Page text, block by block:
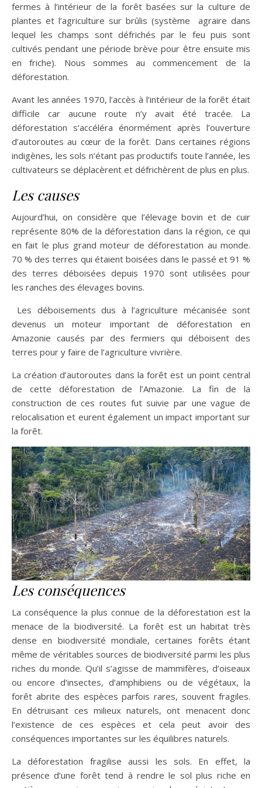
fermes à l’intérieur de la forêt basées sur la culture de
plantes et l’agriculture sur brûlis (système agraire dans
lequel les champs sont défrichés par le feu puis sont
cultivés pendant une période brève pour être ensuite mis
en friche). Nous sommes au commencement de la
déforestation.
Avant les années 1970, l’accès à l’intérieur de la forêt était
difficile car aucune route n’y avait été tracée. La
déforestation s’accéléra énormément après l’ouverture
d’autoroutes au cœur de la forêt. Dans certaines régions
indigènes, les sols n’étant pas productifs toute l’année, les
cultivateurs se déplacèrent et défrichèrent de plus en plus.
Les causes
Aujourd’hui, on considère que l’élevage bovin et de cuir
représente 80% de la déforestation dans la région, ce qui
en fait le plus grand moteur de déforestation au monde.
70 % des terres qui étaient boisées dans le passé et 91 %
des terres déboisées depuis 1970 sont utilisées pour
les ranches des élevages bovins.
Les déboisements dus à l’agriculture mécanisée sont
devenus un moteur important de déforestation en
Amazonie causés par des fermiers qui déboisent des
terres pour y faire de l’agriculture vivrière.
La création d’autoroutes dans la forêt est un point central
de cette déforestation de l’Amazonie. La fin de la
construction de ces routes fut suivie par une vague de
relocalisation et eurent également un impact important sur
la forêt.
Les conséquences
La conséquence la plus connue de la déforestation est la
menace de la biodiversité. La forêt est un habitat très
dense en biodiversité mondiale, certaines forêts étant
même de véritables sources de biodiversité parmi les plus
riches du monde. Qu’il s’agisse de mammifères, d’oiseaux
ou encore d’insectes, d’amphibiens ou de végétaux, la
forêt abrite des espèces parfois rares, souvent fragiles.
En détruisant ces milieux naturels, ont menacent donc
l’existence de ces espèces et cela peut avoir des
conséquences importantes sur les équilibres naturels.
La déforestation fragilise aussi les sols. En effet, la
présence d’une forêt tend à rendre le sol plus riche en